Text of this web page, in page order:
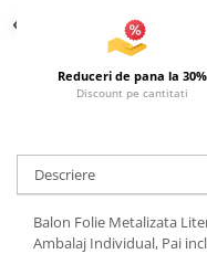
Reduceri de pana la 30%
Discount pe cantitati
Descriere
Balon Folie Metalizata
Ambalaj Individual, Pai